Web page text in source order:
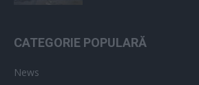
CATEGORIE POPULARĂ
News